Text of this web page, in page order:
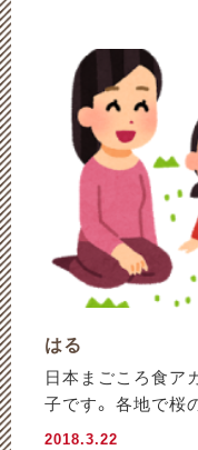
はる
日本まごころ食ア
子です。 各地で桜
2018.3.22